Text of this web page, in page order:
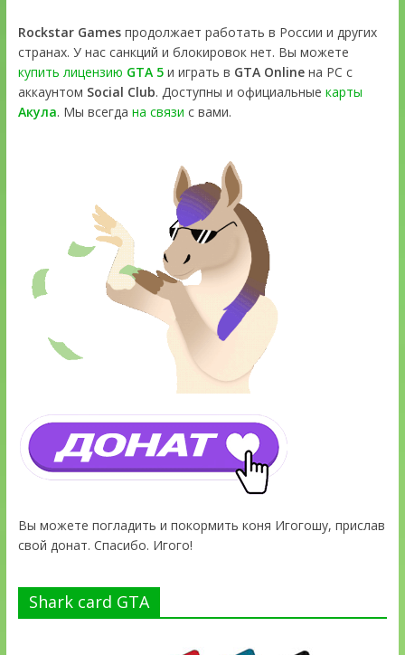
Rockstar Gamesпродолжает работать в России и других
странах. У нас санкций и блокировок нет. Вы можете
купить лицензию GTA 5и играть в GTA Onlineна PC с
аккаунтом Social Club. Доступны и официальные карты
Акула. Мы всегда на связи с вами.
Вы можете погладить и покормить коня Игогошу, прислав
свой донат. Спасибо. Игого!
Shark card GTA